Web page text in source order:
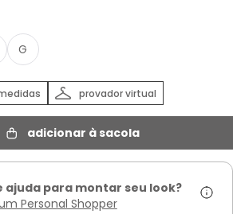
G
provador virtual
adicionar à sacola
ajuda para montar seu look?
Personal Shopper